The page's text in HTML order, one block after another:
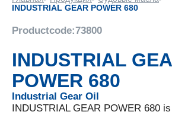
INDUSTRIAL GEAR POWER 680
Productcode:73800
INDUSTRIAL
POWER 680
Industrial Gear Oil
INDUSTRIAL GEAR POWER 680